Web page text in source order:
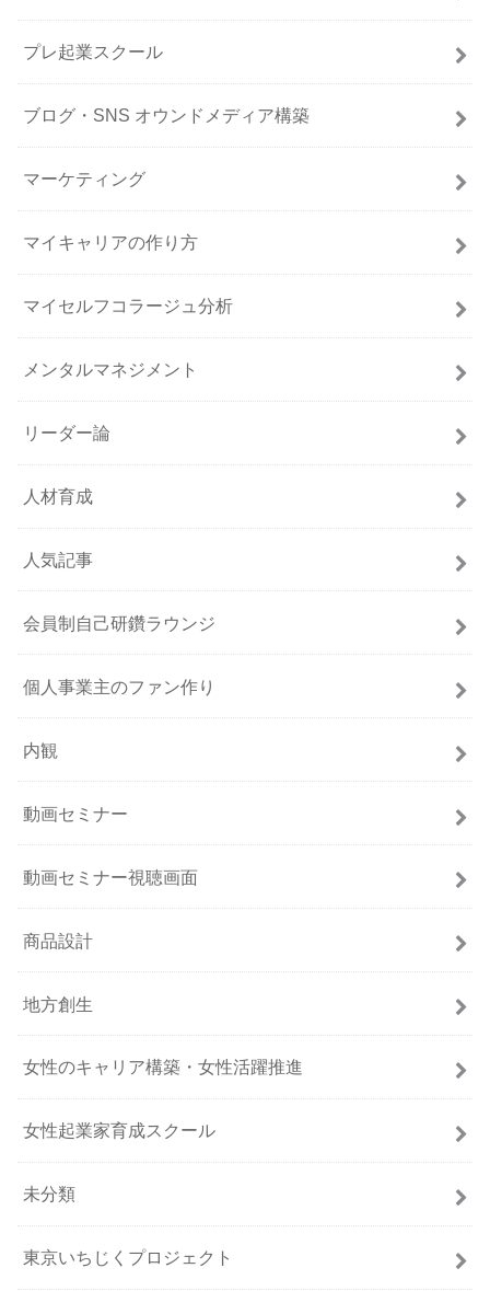
プレ起業スクール
ブログ・SNS オウンドメディア構築
マーケティング
マイキャリアの作り方
マイセルフコラージュ分析
メンタルマネジメント
リーダー論
人材育成
人気記事
会員制自己研鑽ラウンジ
個人事業主のファン作り
内観
動画セミナー
動画セミナー視聴画面
商品設計
地方創生
女性のキャリア構築・女性活躍推進
女性起業家育成スクール
未分類
東京いちじくプロジェクト